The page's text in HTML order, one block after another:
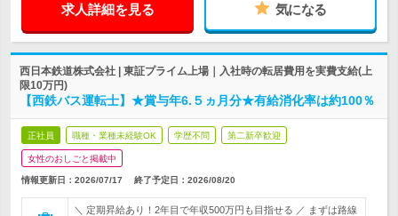
求人詳細を見る 気になる
西日本鉄道株式会社 | 東証プライム上場｜入社時の転居費用を実費支給(上
限10万円)
【西鉄バス運転士】★賞与年6.５ヵ月分★有給消化率は約100％
正社員 職種・業種未経験OK 学歴不問 第二新卒歓迎
女性のおしごと掲載中
情報更新日：2026/07/17 終了予定日： 2026/08/20
＼ 定期昇給あり！2年目で年収500万円も目指せる ／ まずは路線